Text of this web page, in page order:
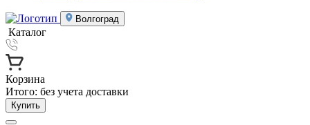
Волгоград
Каталог
Корзина
Итого: без учета доставки
Купить